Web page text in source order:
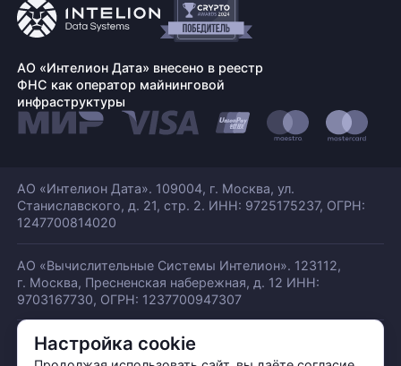
Настройка cookie
АО «Интелион Дата» внесено в реестр
ФНС как оператор майнинговой
инфраструктуры
АО «Интелион Дата». 109004, г. Москва, ул.
Станиславского, д. 21, стр. 2. ИНН: 9725175237, ОГРН:
1247700814020
АО «Вычислительные Системы Интелион». 123112,
г. Москва, Пресненская набережная, д. 12 ИНН:
9703167730, ОГРН: 1237700947307
© АО «ИНТЕЛИОН ДАТА» 2026
Политика обработки ПДн